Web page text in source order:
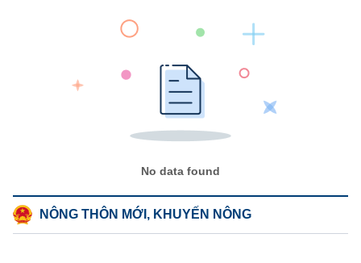
No data found
NÔNG THÔN MỚI, KHUYẾN NÔNG